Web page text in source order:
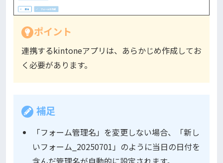
ポイント
連携するkintoneアプリは、あらかじめ作成してお
く必要があります。
補足
「フォーム管理名」を変更しない場合、「新し
いフォーム_20250701」のように当日の日付を